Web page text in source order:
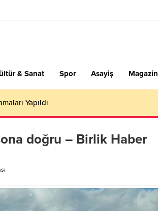
& Sanat Spor Asayiş Magazin
Yapıldı
doğru – Birlik Haber